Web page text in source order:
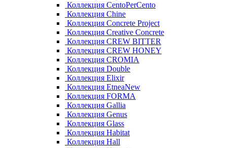
Коллекция CentoPerCento
Коллекция Chine
Коллекция Concrete Project
Коллекция Creative Concrete
Коллекция CREW BITTER
Коллекция CREW HONEY
Коллекция CROMIA
Коллекция Double
Коллекция Elixir
Коллекция EtneaNew
Коллекция FORMA
Коллекция Gallia
Коллекция Genus
Коллекция Glass
Коллекция Habitat
Коллекция Hall